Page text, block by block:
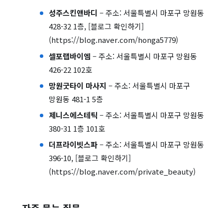
성주스킨앤바디 – 주소: 서울특별시 마포구 망원동
428-32 1층, [블로그 확인하기]
(https://blog.naver.com/honga5779)
셀포랩바이엠 – 주소: 서울특별시 마포구 망원동
426-22 102호
망원굿타이 마사지 – 주소: 서울특별시 마포구
망원동 481-1 5층
제니스에스테틱 – 주소: 서울특별시 마포구 망원동
380-31 1층 101호
더프라이빗스파– 주소: 서울특별시 마포구 망원동
396-10, [블로그 확인하기]
(https://blog.naver.com/private_beauty)